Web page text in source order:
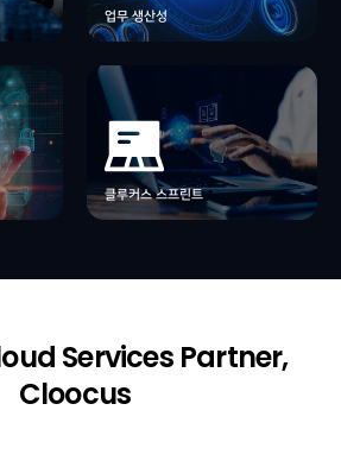
은 가치를
술을
업무 생산성
AI와 함께하는 새로운 업무방식으로 귀사의 업무
성과를 최대화 하실 수 있습니다.
하여
시합니다.
클루커스 스프린트
클루커스 스프린트
클루커스 스프린트는 실무에 바로 활용할 수 있도록
Microsoft Azure와 Power Platform의 기초부터
심화까지 전문 컨설턴트의 코칭과 함께하는
클루커스만의 One-Day 클라우드 교육 프로그램입니다.
Services Partner,
Cloocus